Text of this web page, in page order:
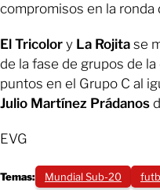
compromisos en la ronda
El Tricolor y La Rojita se
de la fase de grupos de
puntos en el Grupo C al
Julio Martínez Prádanos
EVG
Temas: Mundial Sub-20